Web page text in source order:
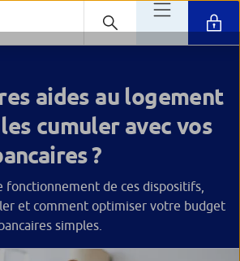
aides au logement
cumuler avec vos
?
fonctionnement de ces dispositifs,
et comment optimiser votre budget
simples.